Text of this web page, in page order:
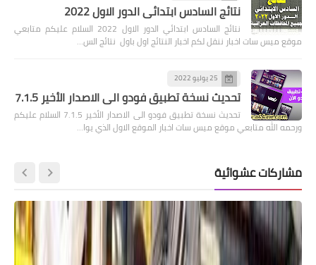
نتائج السادس ابتدائي الدور الاول 2022
نتائج السادس ابتدائي الدور الاول 2022 السلام عليكم متابعي
موقع ميس سات اخبار ننقل لكم اخبار النتائج اول باول نتائج الس…
25 يوليو 2022
تحديث نسخة تطبيق فودو الى الاصدار الأخير 7.1.5
تحديث نسخة تطبيق فودو الى الاصدار الأخير 7.1.5 السلام عليكم
ورحمه الله متابعي موقع ميس سات اخبار الموقع الاول الذي يوا…
مشاركات عشوائية